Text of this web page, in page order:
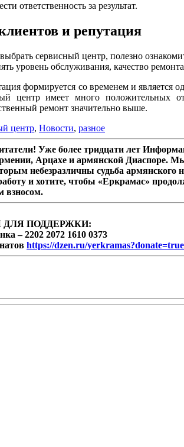
ответственность за результат.
и репутация
сервисный центр, полезно
уровень обслуживания, качество
формируется со временем и является
центр имеет много положительных
ремонт значительно выше.
центр, Новости, разное
Уже более тридцати лет
Арцахе и армянской Диаспоре.
небезразличны судьба
и хотите, чтобы «Еркрамас»
взносом.
ДЛЯ ПОДДЕРЖКИ:
– 2202 2072 1610 0373
https://dzen.ru/yerkramas?donate=true